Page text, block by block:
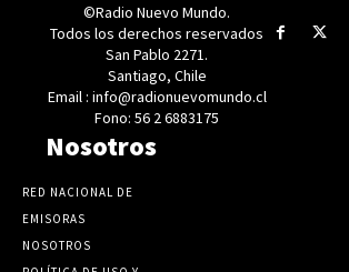
©Radio Nuevo Mundo.
Todos los derechos reservados
San Pablo 2271.
Santiago, Chile
Email : info@radionuevomundo.cl
Fono: 56 2 6883175
Nosotros
RED NACIONAL DE
EMISORAS
NOSOTROS